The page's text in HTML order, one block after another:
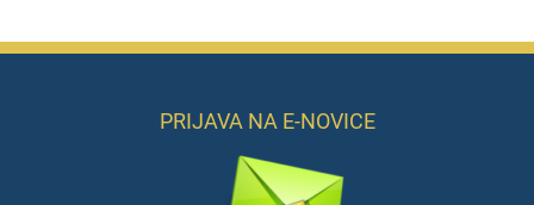
PRIJAVA NA E-NOVICE